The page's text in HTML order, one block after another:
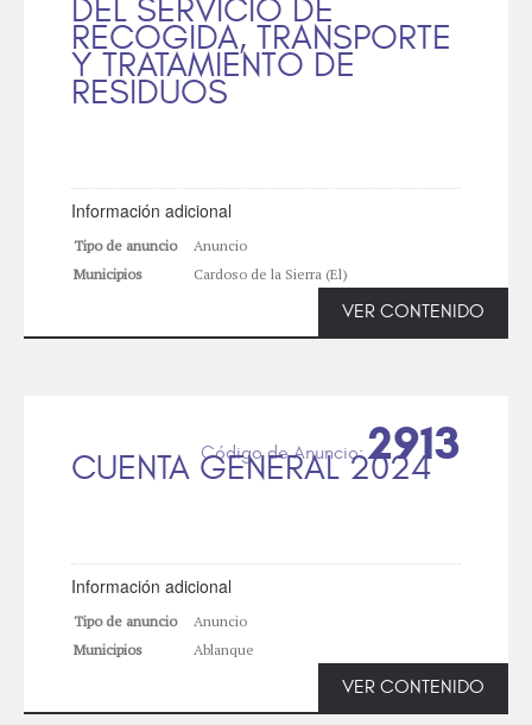
DEL SERVICIO DE
RECOGIDA, TRANSPORTE
Y TRATAMIENTO DE
RESIDUOS
Información adicional
Tipo de anuncio
Anuncio
Municipios
Cardoso de la Sierra (El)
VER CONTENIDO
CUENTA GENERAL 2024
2913
Información adicional
Tipo de anuncio
Anuncio
Municipios
Ablanque
VER CONTENIDO